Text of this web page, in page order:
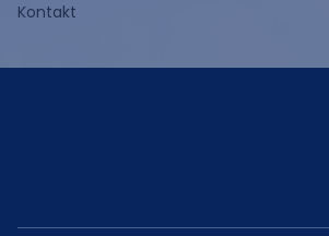
Kontakt